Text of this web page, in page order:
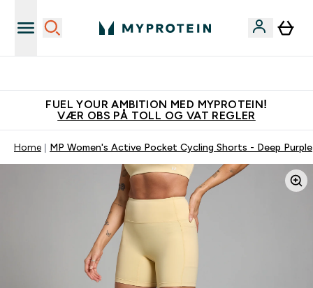
FUEL YOUR AMBITION MED MYPROTEIN!
VÆR OBS PÅ TOLL OG VAT REGLER
Home MP Women's Active Pocket Cycling Shorts - Deep Purple